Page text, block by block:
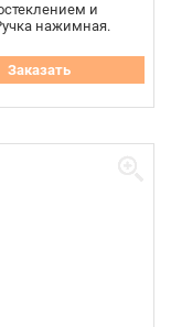
и
нажимная.
Заказать